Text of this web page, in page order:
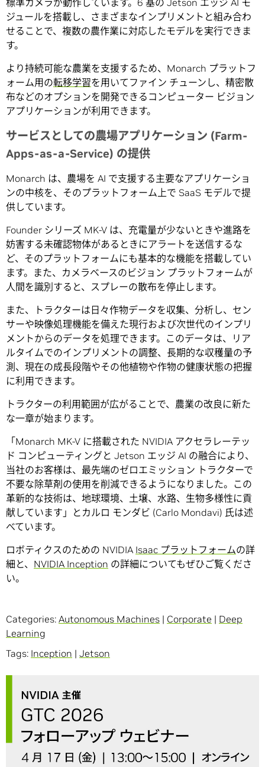
標準カメラが動作しています。6 基の Jetson エッジ AI モ
ジュールを搭載し、さまざまなインプリメントと組み合わ
せることで、複数の農作業に対応したモデルを実行できま
す。
より持続可能な農業を支援するため、Monarch プラットフ
ォーム用の転移学習を用いてファイン チューンし、精密散
布などのオプションを開発できるコンピューター ビジョン
アプリケーションが利用できます。
サービスとしての農場アプリケーション (Farm-
Apps-as-a-Service) の提供
Monarch は、農場を AI で支援する主要なアプリケーショ
ンの中核を、そのプラットフォーム上で SaaS モデルで提
供しています。
Founder シリーズ MK-V は、充電量が少ないときや進路を
妨害する未確認物体があるときにアラートを送信するな
ど、そのプラットフォームにも基本的な機能を搭載してい
ます。また、カメラベースのビジョン プラットフォームが
人間を識別すると、スプレーの散布を停止します。
また、トラクターは日々作物データを収集、分析し、セン
サーや映像処理機能を備えた現行および次世代のインプリ
メントからのデータを処理できます。このデータは、リア
ルタイムでのインプリメントの調整、長期的な収穫量の予
測、現在の成長段階やその他植物や作物の健康状態の把握
に利用できます。
トラクターの利用範囲が広がることで、農業の改良に新た
な一章が始まります。
「Monarch MK-V に搭載された NVIDIA アクセラレーテッ
ド コンピューティングと Jetson エッジ AI の融合により、
当社のお客様は、最先端のゼロエミッション トラクターで
不要な除草剤の使用を削減できるようになりました。この
革新的な技術は、地球環境、土壌、水路、生物多様性に貢
献しています」とカルロ モンダビ (Carlo Mondavi) 氏は述
べています。
ロボティクスのための NVIDIA Isaac プラットフォームの詳
細と、 NVIDIA Inception の詳細についてもぜひご覧くださ
い。
Categories: Autonomous Machines | Corporate | Deep
Learning
Tags: Inception | Jetson